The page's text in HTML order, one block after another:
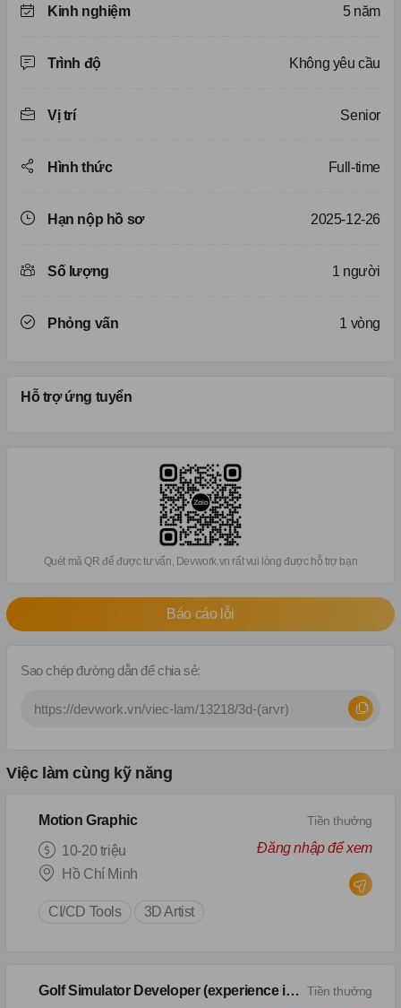
Kinh nghiệm 5 năm
Trình độ Không yêu cầu
Vị trí Senior
Hình thức Full-time
Hạn nộp hồ sơ 2025-12-26
Số lượng 1 người
Phỏng vấn 1 vòng
Hỗ trợ ứng tuyển
Quét mã QR để được tư vấn, Devwork.vn rất vui lòng được hỗ trợ bạn
Báo cáo lỗi
Sao chép đường dẫn để chia sẻ:
Việc làm cùng kỹ năng
Motion Graphic
10-20 triệu
Hồ Chí Minh
CI/CD Tools 3D Artist
Tiền thưởng
Đăng nhập để xem
Golf Simulator Developer (experience in Action Script/ Flash) Tiền thưởng